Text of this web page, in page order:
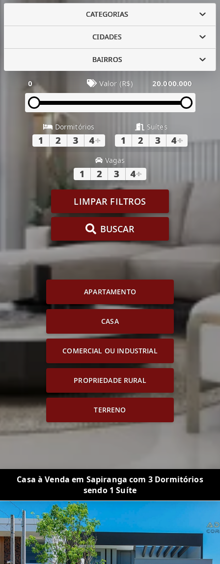
CATEGORIAS
CIDADES
BAIRROS
0 Valor (R$) 20.000.000
Dormitórios
1 2 3 4+
Suítes
1 2 3 4+
Vagas
1 2 3 4+
LIMPAR FILTROS
BUSCAR
APARTAMENTO
CASA
COMERCIAL OU INDUSTRIAL
PROPRIEDADE RURAL
TERRENO
Casa à Venda em Sapiranga com 3 Dormitórios
sendo 1 Suíte